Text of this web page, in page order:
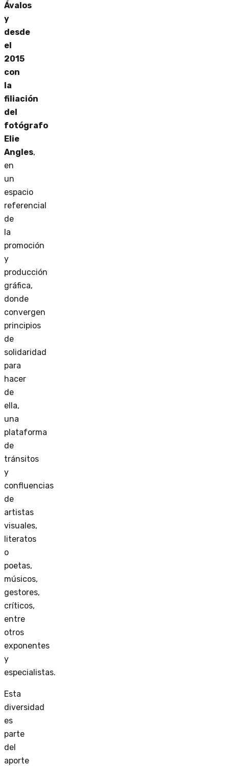
Ávalos
y
desde
el
2015
con
la
filiación
del
fotógrafo
Elie
Angles,
en
un
espacio
referencial
de
la
promoción
y
producción
gráfica,
donde
convergen
principios
de
solidaridad
para
hacer
de
ella,
una
plataforma
de
tránsitos
y
confluencias
de
artistas
visuales,
literatos
o
poetas,
músicos,
gestores,
críticos,
entre
otros
exponentes
y
especialistas.
Esta
diversidad
es
parte
del
aporte